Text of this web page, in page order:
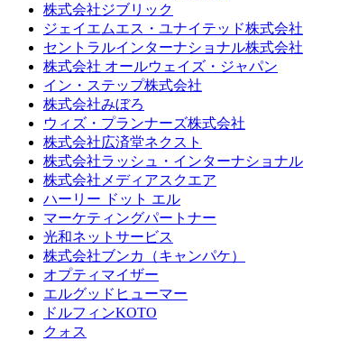
株式会社ジブリック
ジェイエムエス・ユナイテッド株式会社
セントラルインターナショナル株式会社
株式会社 オールウェイズ・ジャパン
イン・ステップ株式会社
株式会社みぼろ
ウィズ・プランナーズ株式会社
株式会社広済堂ネクスト
株式会社ラッシュ・インターナショナル
株式会社メディアスクエア
ハーリー ドット エル
マーケティングパートナー
光和ネットサービス
株式会社ブンカ（キャンパケ）
オプティマイザー
エルグッドヒューマー
ドルフィンKOTO
クォス